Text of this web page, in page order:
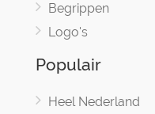
Begrippen
Logo's
Populair
Heel Nederland